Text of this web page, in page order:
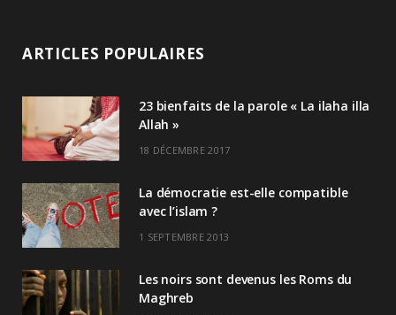
ARTICLES POPULAIRES
23 bienfaits de la parole « La ilaha illa
Allah »
18 DÉCEMBRE 2017
La démocratie est-elle compatible
avec l’islam ?
1 SEPTEMBRE 2013
Les noirs sont devenus les Roms du
Maghreb